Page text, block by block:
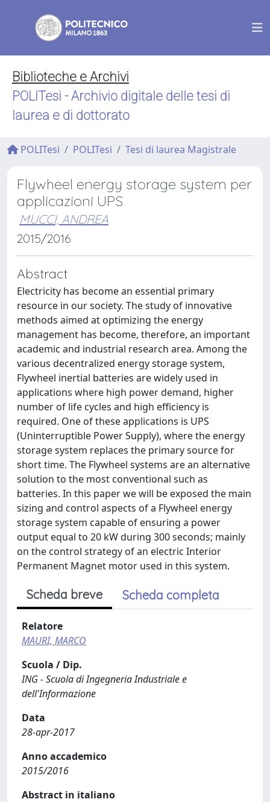
Biblioteche e Archivi
POLITesi - Archivio digitale delle tesi di
laurea e di dottorato
POLITesi POLITesi Tesi di laurea Magistrale
Flywheel energy storage system per
applicazioni UPS
MUCCI, ANDREA
2015/2016
Abstract
Electricity has become an essential primary
resource in our society. The study of innovative
methods aimed at optimizing the energy
management has become, therefore, an important
academic and industrial research area. Among the
various decentralized energy storage system,
Flywheel inertial batteries are widely used in
applications where high power demand, higher
number of life cycles and high efficiency is
required. One of these applications is UPS
(Uninterruptible Power Supply), where the energy
storage system replaces the primary source for
short time. The Flywheel systems are an alternative
solution to the most conventional such as
batteries. In this paper we will be exposed the main
sizing and control aspects of a Flywheel energy
storage system capable of ensuring a power
output equal to 20 kW during 300 seconds; mainly
on the control strategy of an electric Interior
Permanent Magnet motor used in this system.
Scheda breve Scheda completa
Relatore
MAURI, MARCO
Scuola / Dip.
ING - Scuola di Ingegneria Industriale e
dell'Informazione
Data
28-apr-2017
Anno accademico
2015/2016
Abstract in italiano